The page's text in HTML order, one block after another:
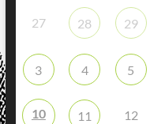
27 28 29
3 4 5
10 11 12